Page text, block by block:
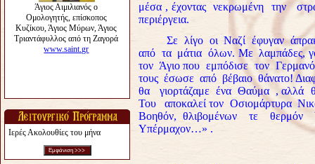
Ιερές Ακολουθίες του μήνα
μέσα , έχοντας νεκρωμένη την
περιέργεια.
Σε λίγο οι Ναζί έφυγαν
από τα μάτια όλων. Με λαμπάδες,
τον Άγιο που εμπόδισε τον
τους έσωσε από βέβαιο θάνατο!
θα γιορτάζαμε ένα Θαύμα , αλλά
Του αποκαλεί τον Οσιομάρτυρα
Βοηθόν, θλιβομένων τε θερμόν
Υπέρμαχον…» .